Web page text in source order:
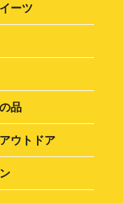
ーツ
品
ウトドア